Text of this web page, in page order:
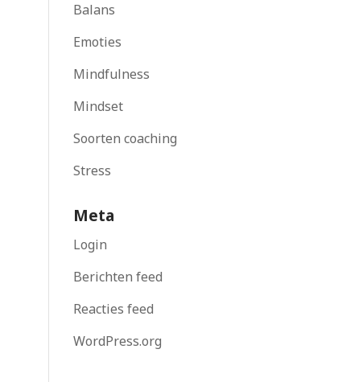
Balans
Emoties
Mindfulness
Mindset
Soorten coaching
Stress
Meta
Login
Berichten feed
Reacties feed
WordPress.org